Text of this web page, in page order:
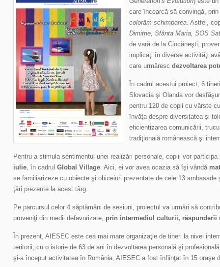
care încearcă să convingă,
colorăm schimbarea. Astfel,
Dimitrie, Sfânta Maria, SOS
de vară de la Ciocăneşti,
implicaţi în diverse activităţi
care urmăresc dezvoltarea
În cadrul acestui proiect, 6
Slovacia şi Olanda vor
pentru 120 de copii cu vârste
învăţa despre diversitatea şi
eficientizarea comunicării,
tradiţională românească şi
Pentru a stimula sentimentul unei realizări personale, copiii vor
iulie, în cadrul Global Village. Aici, ei vor avea ocazia să îşi vândă
se familiarizeze cu obiecte şi obiceiuri prezentate de cele 13
ţări prezente la acest târg.
Pe parcursul celor 4 săptămâni de sesiuni, proiectul va urmări să
proveniţi din medii defavorizate, prin intermediul culturii, răspunderii
În prezent, AIESEC este cea mai mare organizaţie de tineri la nivel
teritorii, cu o istorie de 63 de ani în dezvoltarea personală şi
şi-a început activitatea în România, AIESEC a fost înfiinţat în 15 oraşe